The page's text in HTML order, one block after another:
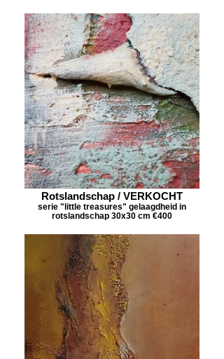
Rotslandschap / VERKOCHT
serie "little treasures" gelaagdheid in
rotslandschap 30x30 cm €400